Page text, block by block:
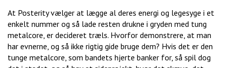
At Posterity vælger at lægge al deres energi og legesyge i et
enkelt nummer og så lade resten drukne i gryden med tung
metalcore, er decideret træls. Hvorfor demonstrere, at man
har evnerne, og så ikke rigtig gide bruge dem? Hvis det er den
tunge metalcore, som bandets hjerte banker for, så spil dog